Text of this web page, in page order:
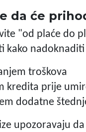
da će
"od plaće do
kako
troškova
kredita prije
dodatne
upozoravaju